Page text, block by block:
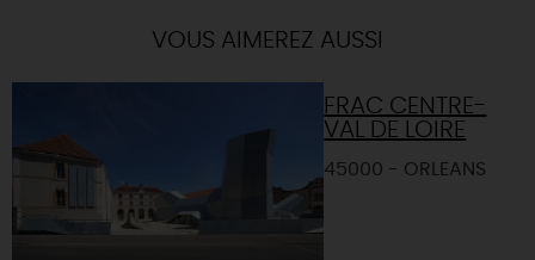
VOUS AIMEREZ AUSSI
FRAC CENTRE-
VAL DE LOIRE
45000 - ORLEANS